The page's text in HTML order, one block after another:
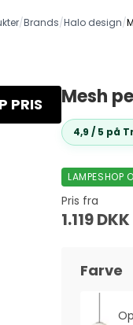
/Brands/Halo design/
PRIS Mesh
4,9 / 5 på
LAMPESHOP
Pris fra
1.119 DKK
Farve